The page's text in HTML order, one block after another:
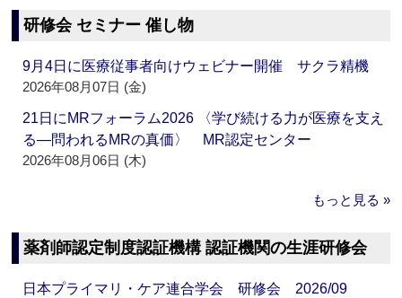
研修会 セミナー 催し物
9月4日に医療従事者向けウェビナー開催 サクラ精機
2026年08月07日 (金)
21日にMRフォーラム2026 〈学び続ける力が医療を支え
る―問われるMRの真価〉 MR認定センター
2026年08月06日 (木)
もっと見る »
薬剤師認定制度認証機構 認証機関の生涯研修会
日本プライマリ・ケア連合学会 研修会 2026/09